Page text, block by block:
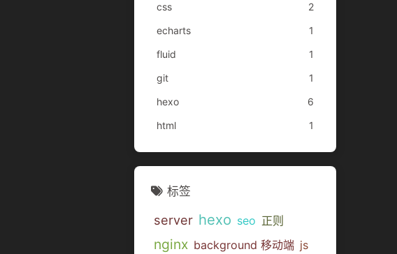
css
2
echarts
1
fluid
1
git
1
hexo
6
html
1
标签
server hexo seo 正则
nginx background 移动端 js